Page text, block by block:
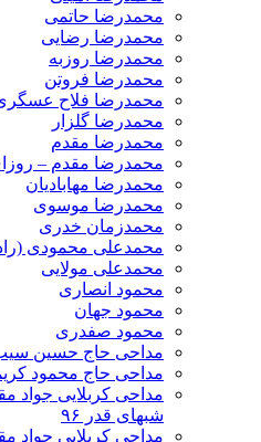
محمدرضا حاتمی
محمدرضا رضایی
محمدرضا روزبه
محمدرضا فروتن
محمدرضا فلاح
محمدرضا گلزار
محمدرضا مقدم
محمدرضا مقدم –
محمدرضا مهابادیان
محمدرضا موسوی
محمدزمان خدری
محمدعلی محمودی
محمدعلی مولایی
محمود انصاری
محمود جهان
محمود صفدری
مداحی حاج حسین
مداحی حاج محمود
مداحی کربلایی
شبهای قدر ۹۶
مداحی کربلایی جواد